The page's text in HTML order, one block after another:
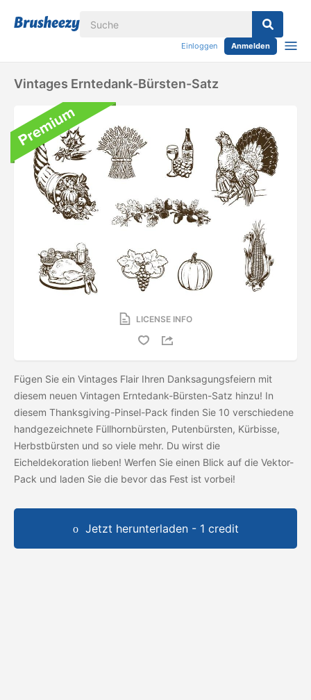
Einloggen Anmelden
Vintages Erntedank-Bürsten-Satz
LICENSE INFO
Fügen Sie ein Vintages Flair Ihren Danksagungsfeiern mit
diesem neuen Vintagen Erntedank-Bürsten-Satz hinzu! In
diesem Thanksgiving-Pinsel-Pack finden Sie 10 verschiedene
handgezeichnete Füllhornbürsten, Putenbürsten, Kürbisse,
Herbstbürsten und so viele mehr. Du wirst die
Eicheldekoration lieben! Werfen Sie einen Blick auf die Vektor-
Pack und laden Sie die bevor das Fest ist vorbei!
Jetzt herunterladen - 1 credit